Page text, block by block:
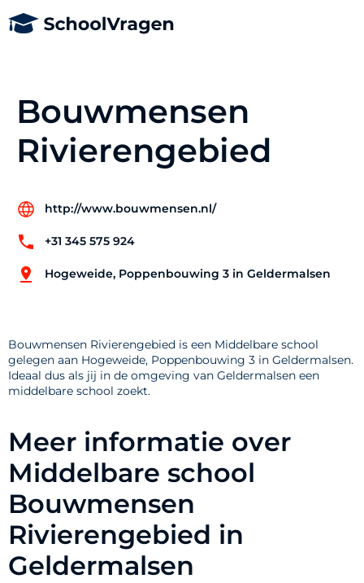
Bouwmensen
Rivierengebied
http://www.bouwmensen.nl/
+31 345 575 924
Hogeweide, Poppenbouwing 3 in Geldermalsen
Bouwmensen Rivierengebied is een Middelbare school
gelegen aan Hogeweide, Poppenbouwing 3 in Geldermalsen.
Ideaal dus als jij in de omgeving van Geldermalsen een
middelbare school zoekt.
Meer informatie over
Middelbare school
Bouwmensen
Rivierengebied in
Geldermalsen